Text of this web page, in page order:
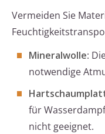
Vermeiden Sie
Mineralwolle:
notwendige
für
nicht geeignet.